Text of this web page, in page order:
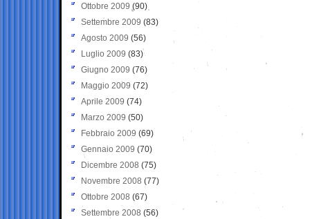
Ottobre 2009 (90)
Settembre 2009 (83)
Agosto 2009 (56)
Luglio 2009 (83)
Giugno 2009 (76)
Maggio 2009 (72)
Aprile 2009 (74)
Marzo 2009 (50)
Febbraio 2009 (69)
Gennaio 2009 (70)
Dicembre 2008 (75)
Novembre 2008 (77)
Ottobre 2008 (67)
Settembre 2008 (56)